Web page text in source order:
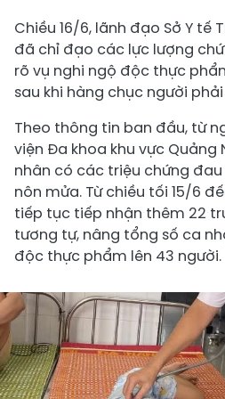
Chiều 16/6, lãnh đạo Sở Y tế
đã chỉ đạo các lực lượng
rõ vụ nghi ngộ độc thực
sau khi hàng chục người
Theo thông tin ban đầu, từ
viện Đa khoa khu vực Quảng
nhân có các triệu chứng
nôn mửa. Từ chiều tối 15/6
tiếp tục tiếp nhận thêm 22
tương tự, nâng tổng số ca
độc thực phẩm lên 43 người.